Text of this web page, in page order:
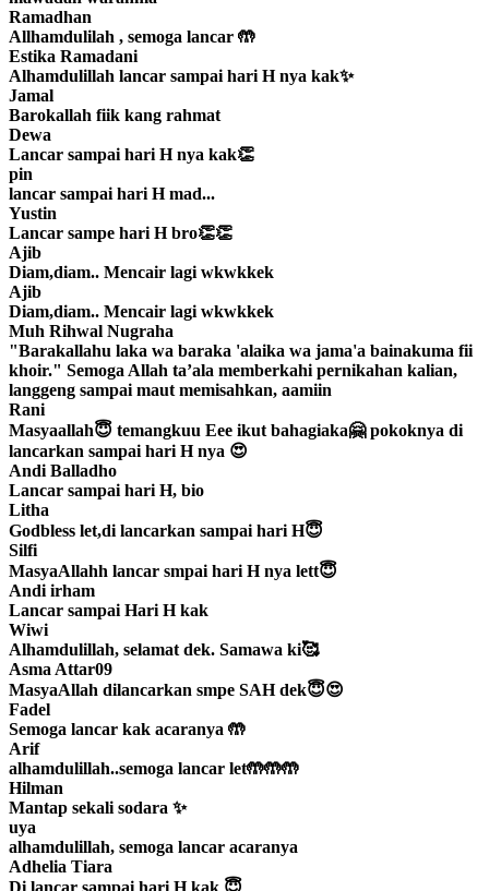
Ramadhan
Allhamdulilah , semoga lancar 🤲
Estika Ramadani
Alhamdulillah lancar sampai hari H nya kak✨
Jamal
Barokallah fiik kang rahmat
Dewa
Lancar sampai hari H nya kak👏
pin
lancar sampai hari H mad...
Yustin
Lancar sampe hari H bro👏👏
Ajib
Diam,diam.. Mencair lagi wkwkkek
Ajib
Diam,diam.. Mencair lagi wkwkkek
Muh Rihwal Nugraha
"Barakallahu laka wa baraka 'alaika wa jama'a bainakuma fii
khoir." Semoga Allah ta’ala memberkahi pernikahan kalian,
langgeng sampai maut memisahkan, aamiin
Rani
Masyaallah😇 temangkuu Eee ikut bahagiaka🤗 pokoknya di
lancarkan sampai hari H nya 😍
Andi Balladho
Lancar sampai hari H, bio
Litha
Godbless let,di lancarkan sampai hari H😇
Silfi
MasyaAllahh lancar smpai hari H nya lett😇
Andi irham
Lancar sampai Hari H kak
Wiwi
Alhamdulillah, selamat dek. Samawa ki🥰
Asma Attar09
MasyaAllah dilancarkan smpe SAH dek😇😍
Fadel
Semoga lancar kak acaranya 🤲
Arif
alhamdulillah..semoga lancar let🤲🤲🤲
Hilman
Mantap sekali sodara ✨
uya
alhamdulillah, semoga lancar acaranya
Adhelia Tiara
Di lancar sampai hari H kak 😇